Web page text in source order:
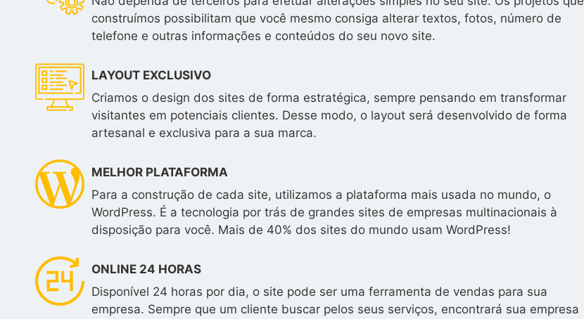
construímos possibilitam que você mesmo consiga alterar textos, fotos, número de
telefone e outras informações e conteúdos do seu novo site.
LAYOUT EXCLUSIVO
Criamos o design dos sites de forma estratégica, sempre pensando em transformar
visitantes em potenciais clientes. Desse modo, o layout será desenvolvido de forma
artesanal e exclusiva para a sua marca.
MELHOR PLATAFORMA
Para a construção de cada site, utilizamos a plataforma mais usada no mundo, o
WordPress. É a tecnologia por trás de grandes sites de empresas multinacionais à
disposição para você. Mais de 40% dos sites do mundo usam WordPress!
ONLINE 24 HORAS
Disponível 24 horas por dia, o site pode ser uma ferramenta de vendas para sua
empresa. Sempre que um cliente buscar pelos seus serviços, encontrará sua empresa